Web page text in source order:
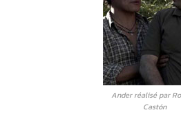
Ander réalisé par
Castón